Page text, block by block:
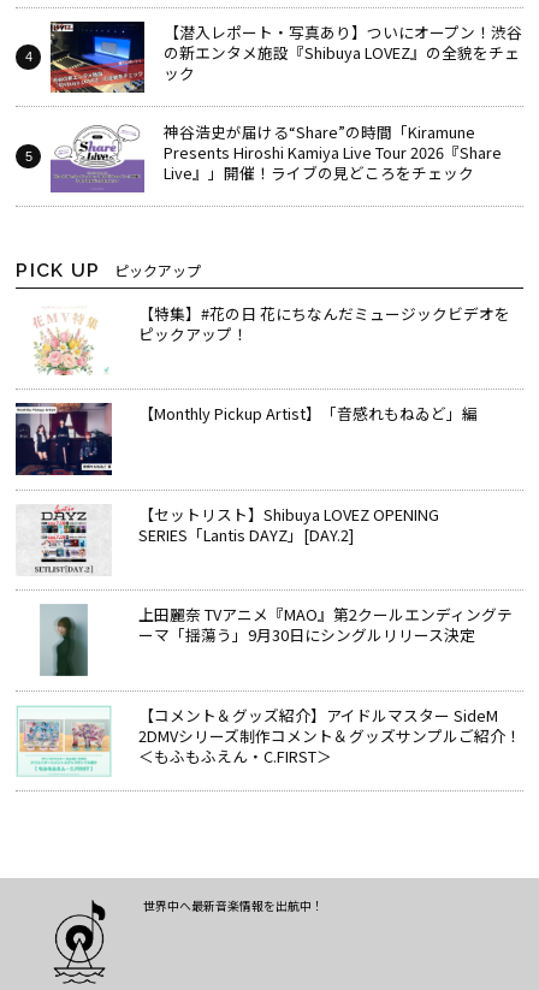
【潜入レポート・写真あり】ついにオープン！渋谷
の新エンタメ施設『Shibuya LOVEZ』の全貌をチェ
ック
神谷浩史が届ける“Share”の時間――「Kiramune
Presents Hiroshi Kamiya Live Tour 2026『Share
Live』」開催！ライブの見どころをチェック
PICK UP ピックアップ
【特集】#花の日 花にちなんだミュージックビデオを
ピックアップ！
【Monthly Pickup Artist】「音感れもねゐど」編
【セットリスト】Shibuya LOVEZ OPENING
SERIES「Lantis DAYZ」[DAY.2]
上田麗奈 TVアニメ『MAO』第2クールエンディングテ
ーマ「揺蕩う」9月30日にシングルリリース決定
【コメント＆グッズ紹介】アイドルマスター SideM
2DMVシリーズ制作コメント＆グッズサンプルご紹介！
＜もふもふえん・C.FIRST＞
世界中へ最新音楽情報を出航中！